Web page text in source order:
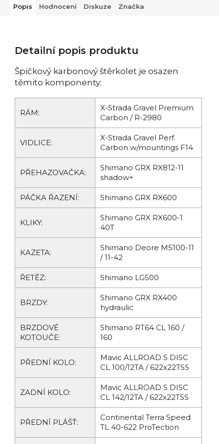
Popis Hodnocení Diskuze Značka
Detailní popis produktu
Špičkový karbonový štěrkolet je osazen
těmito komponenty:
RÁM:
X-Strada Gravel Premium
Carbon / R-2980
VIDLICE:
X-Strada Gravel Perf.
Carbon w/mountings F14
PŘEHAZOVAČKA:
Shimano GRX RX812-11
shadow+
PÁČKA ŘAZENÍ: Shimano GRX RX600
KLIKY:
Shimano GRX RX600-1
40T
KAZETA:
Shimano Deore M5100-11
/ 11-42
ŘETĚZ: Shimano LG500
BRZDY:
Shimano GRX RX400
hydraulic
BRZDOVÉ
KOTOUČE:
Shimano RT64 CL 160 /
160
PŘEDNÍ KOLO:
Mavic ALLROAD S DISC
CL 100/12TA / 622x22TSS
ZADNÍ KOLO:
Mavic ALLROAD S DISC
CL 142/12TA / 622x22TSS
PŘEDNÍ PLÁŠŤ:
Continental Terra Speed
TL 40-622 ProTection